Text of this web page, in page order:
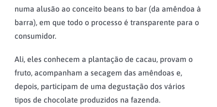
numa alusão ao conceito beans to bar (da amêndoa à
barra), em que todo o processo é transparente para o
consumidor.
Ali, eles conhecem a plantação de cacau, provam o
fruto, acompanham a secagem das amêndoas e,
depois, participam de uma degustação dos vários
tipos de chocolate produzidos na fazenda.